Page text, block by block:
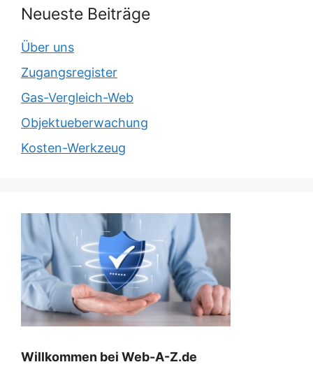
Neueste Beiträge
Über uns
Zugangsregister
Gas-Vergleich-Web
Objektueberwachung
Kosten-Werkzeug
Willkommen bei Web-A-Z.de